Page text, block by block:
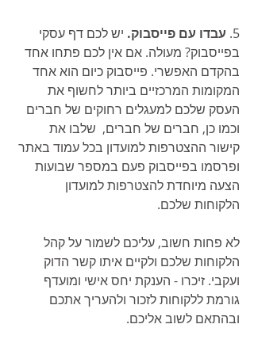
5. עבדו עם פייסבוק. יש לכם דף עסקי
בפייסבוק? מעולה. אם אין לכם פתחו אחד
בהקדם האפשרי. פייסבוק כיום הוא אחד
המקומות המרכזיים ביותר לחשוף את
העסק שלכם למעגלים רחוקים של חברים
וכמו כן, חברים של חברים,  שלבו את
קישור ההצטרפות למועדון בכל עמוד באתר
ופרסמו בפייסבוק פעם במספר שבועות
הצעה מיוחדת להצטרפות למועדון
הלקוחות שלכם.
לא פחות חשוב, עליכם לשמור על קהל
הלקוחות שלכם ולקיים איתו קשר הדוק
ועקבי. זיכרו - הענקת יחס אישי ומועדף
גורמת ללקוחות לזכור ולהעריך אתכם
ובהתאם לשוב אליכם.